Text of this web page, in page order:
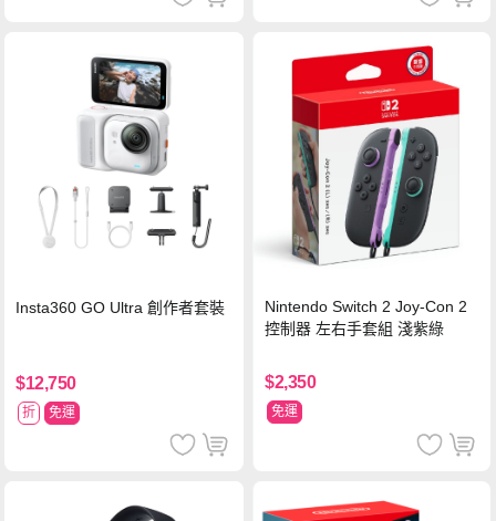
Insta360 GO Ultra 創作者套裝
$12,750
折 免運
Nintendo Switch 2 Joy-Con 2
控制器 左右手套組 淺紫綠
$2,350
免運